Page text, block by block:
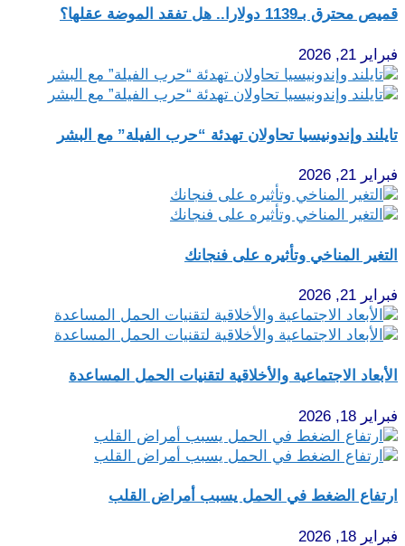
قميص محترق بـ1139 دولارا.. هل تفقد الموضة عقلها؟
فبراير 21, 2026
تايلند وإندونيسيا تحاولان تهدئة “حرب الفيلة” مع البشر
فبراير 21, 2026
التغير المناخي وتأثيره على فنجانك
فبراير 21, 2026
الأبعاد الاجتماعية والأخلاقية لتقنيات الحمل المساعدة
فبراير 18, 2026
ارتفاع الضغط في الحمل يسبب أمراض القلب
فبراير 18, 2026